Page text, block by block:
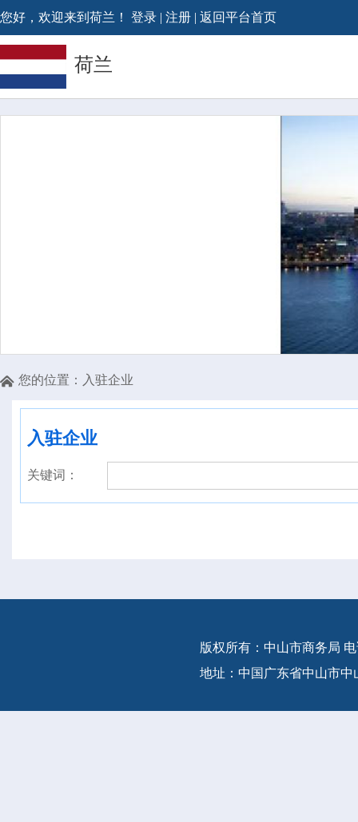
您好，欢迎来到荷兰！ 登录 | 注册 | 返回平台首页
荷兰
 您的位置： 入驻企业
入驻企业
关键词：
版权所有：中山市商务局 电
地址：中国广东省中山市